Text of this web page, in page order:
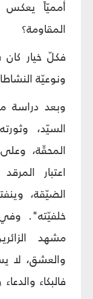
أمميّاً يعكس
المقاومة؟
فكلّ خيار
ونوعيّة
وبعد دراسة
السيّد،
المحقّة،
اعتبار
الضيّقة،
خلفيّته".
مشهد
والعشق، لا
فالبكاء